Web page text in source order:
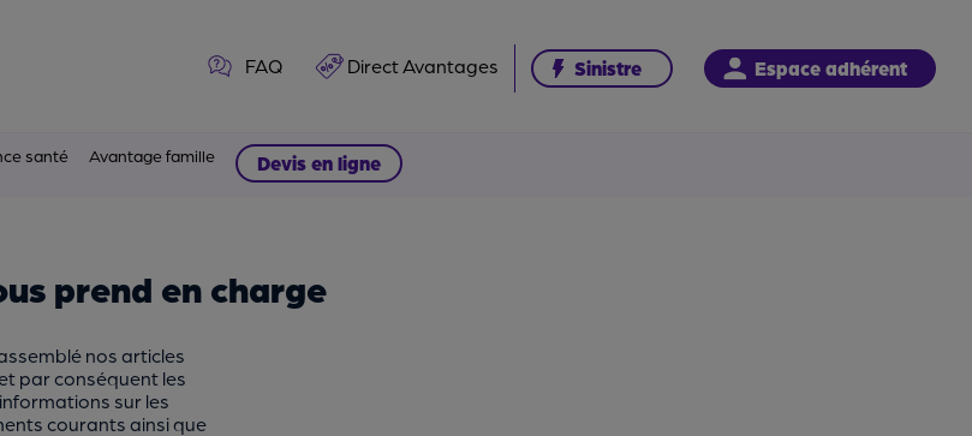
santé Avantage famille Devis en ligne
FAQ Direct Avantages Sinistre Espace adhérent
prend en charge
nos articles
par conséquent les
sur les
courants ainsi que